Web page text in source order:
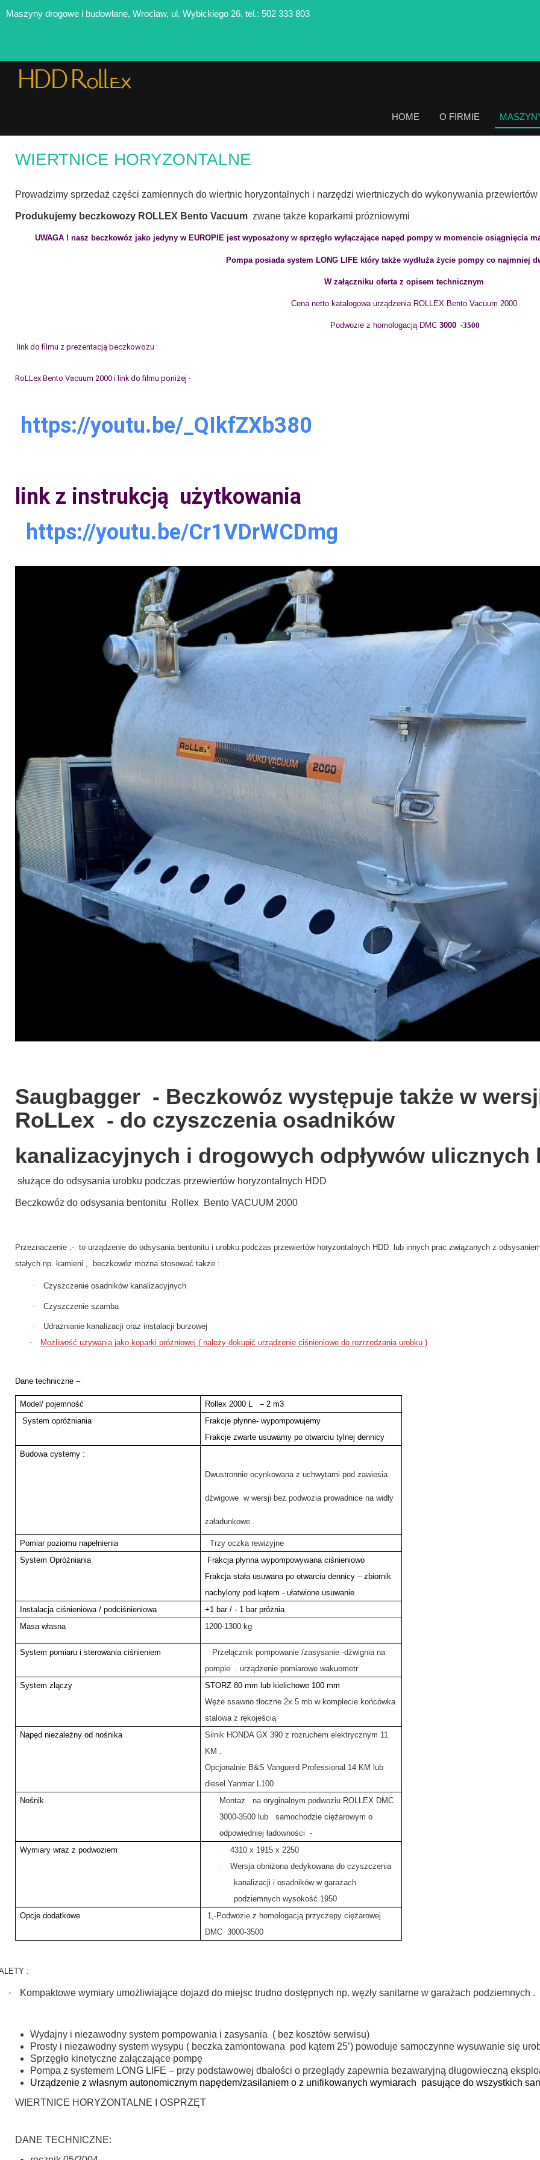
Maszyny drogowe i budowlane, Wrocław, ul. Wybickiego 26, tel.: 502 333 803
HOME O FIRMIE
WIERTNICE HORYZONTALNE
Prowadzimy sprzedaż części zamiennych do wiertnic horyzontalnych i narzędzi wiertniczych do wykonywania
Produkujemy beczkowozy ROLLEX Bento Vacuum zwane także koparkami próżniowymi
UWAGA ! nasz beczkowóz jako jedyny w EUROPIE jest wyposażony w sprzęgło wyłączające napęd pompy w momencie osiągnięcia
Pompa posiada system LONG LIFE który także wydłuża życie pompy co najmniej
W załączniku oferta z opisem technicznym
Cena netto katalogowa urządzenia ROLLEX Bento Vacuum 2000
Podwozie z homologacją DMC 3000 -3500
link do filmu z prezentacją beczkowozu :
RoLLex Bento Vacuum 2000 i link do filmu poniżej -
https://youtu.be/_QIkfZXb380
link z instrukcją użytkowania
https://youtu.be/Cr1VDrWCDmg
Saugbagger - Beczkowóz występuje także w
RoLLex - do czyszczenia osadników
kanalizacyjnych i drogowych odpływów
służące do odsysania urobku podczas przewiertów horyzontalnych HDD
Beczkowóz do odsysania bentonitu Rollex Bento VACUUM 2000
Przeznaczenie :- to urządzenie do odsysania bentonitu i urobku podczas przewiertów horyzontalnych HDD lub innych prac związanych z
stałych np. kamieni , beczkowóz można stosować także :
· Czyszczenie osadników kanalizacyjnych
· Czyszczenie szamba
·
Udrażnianie kanalizacji oraz instalacji burzowej
·
Możliwość używania jako koparki próżniowej ( należy dokupić urządzenie ciśnieniowe do rozrzedzania urobku )
Dane techniczne –
Model/ pojemność
Rollex 2000 L – 2 m3
System opróżniania
Frakcje płynne- wypompowujemy
Frakcje zwarte usuwamy po otwarciu tylnej dennicy
Budowa cysterny :
Dwustronnie ocynkowana z uchwytami pod zawiesia
dźwigowe w wersji bez podwozia prowadnice na widły
załadunkowe .
Pomiar poziomu napełnienia
Trzy oczka rewizyjne
System Opróżniania
Frakcja płynna wypompowywana ciśnieniowo
Frakcja stała usuwana po otwarciu dennicy – zbiornik
nachylony pod kątem - ułatwione usuwanie
Instalacja ciśnieniowa / podciśnieniowa
+1 bar / - 1 bar próżnia
Masa własna
1200-1300 kg
System pomiaru i sterowania ciśnieniem
Przełącznik pompowanie /zasysanie -dźwignia na
pompie . urządzenie pomiarowewakuometr
System złączy
STORZ 80 mm lub kielichowe 100 mm
Węże ssawno tłoczne 2x 5 mb w komplecie końcówka
stalowa z rękojeścią
Napęd niezależny od nośnika
Silnik HONDA GX 390 z rozruchem elektrycznym 11
KM .
Opcjonalnie B&S Vanguerd Professional 14 KM lub
diesel Yanmar L100
Nośnik
Montaż na oryginalnym podwoziu ROLLEX DMC
3000-3500 lub samochodzie ciężarowym o
odpowiedniej ładowności -
Wymiary wraz z podwoziem
·
4310 x 1915 x 2250
·
Wersja obniżona dedykowana do czyszczenia
kanalizacji i osadników w garażach
podziemnych wysokość 1950
Opcje dodatkowe
1,-Podwozie z homologacją przyczepy ciężarowej
DMC 3000-3500
:
· Kompaktowe wymiary umożliwiające dojazd do miejsc trudno dostępnych np. węzły sanitarne w garażach podziemnych .
Wydajny i niezawodny system pompowania i zasysania ( bez kosztów serwisu)
Prosty i niezawodny system wysypu ( beczka zamontowana pod kątem 25’) powoduje samoczynne wysuwanie się
Sprzęgło kinetyczne załączające pompę
Pompa z systemem LONG LIFE – przy podstawowej dbałości o przeglądy zapewnia bezawaryjną długowieczną
Urządzenie z własnym autonomicznym napędem/zasilaniem o z unifikowanych wymiarach pasujące do wszystkich
WIERTNICE HORYZONTALNE I OSPRZĘT
DANE TECHNICZNE: